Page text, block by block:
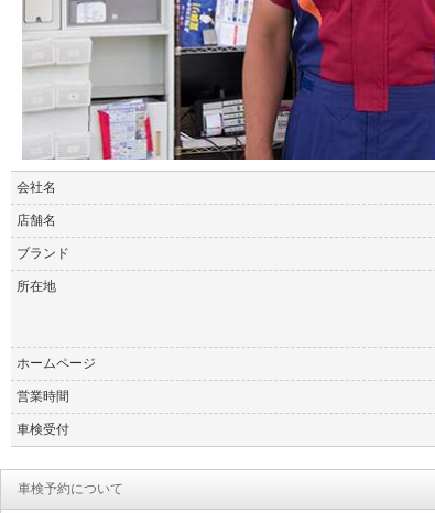
会社名
店舗名
ブランド
所在地
ホームページ
営業時間
車検受付
車検予約について